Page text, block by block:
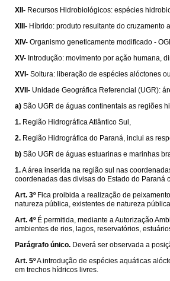
XII- Recursos Hidrobiológicos: espécies
XIII- Híbrido: produto resultante do cruzamento
XIV- Organismo geneticamente modificado -
XV- Introdução: movimento por ação humana,
XVI- Soltura: liberação de espécies alóctones
XVII- Unidade Geográfica Referencial (UGR):
a) São UGR de águas continentais as regiões
1. Região Hidrográfica Atlântico Sul,
2. Região Hidrográfica do Paraná, inclui as
b) São UGR de águas estuarinas e marinhas
1.A área inserida na região sul nas
coordenadas das divisas do Estado do Paraná
Art. 3º Fica proibida a realização de
natureza pública, existentes de natureza
Art. 4º É permitida, mediante a Autorização
ambientes de rios, lagos, reservatórios,
Parágrafo único. Deverá ser observada a
Art. 5ºA introdução de espécies aquáticas
em trechos hídricos livres.